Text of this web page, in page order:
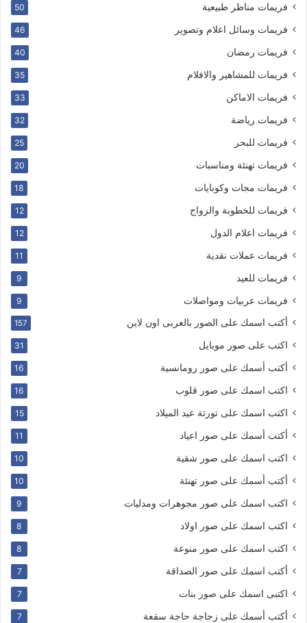
فريمات مناظر طبيعية 50
فريمات وسائل اعلام وتصوير 46
فريمات رمضان 40
فريمات للمشاهير والافلام 35
فريمات الاماكن 33
فريمات رياضة 32
فريمات للبحر 25
فريمات تهنئة ومناسبات 20
فريمات مجات وكوبايات 18
فريمات للخطوبة والزواج 12
فريمات اعلام الدول 12
فريمات عملات نقدية 11
فريمات للعيد 9
فريمات عربيات ومواصلات 9
أكتب اسمك على الصور بالعربى اون لاين 157
اكتب على صور موبايل 31
أكتب أسمك على صور رومانسية 16
اكتب اسمك على صور قلوب 16
اكتب اسمك على تورتة عيد الميلاد 15
أكتب أسمك على صور اعياد 11
اكتب اسمك على صور شقية 10
أكتب أسمك على صور تهنئة 10
اكتب اسمك على صور مجوهرات ومدليات 9
اكتب اسمك على صور اولاد 8
اكتب اسمك على صور منوعة 8
أكتب اسمك على صور الصداقة 7
اكتبى اسمك على صور بنات 7
أكتب أسمك على زجاجة حاجة سقعة 7